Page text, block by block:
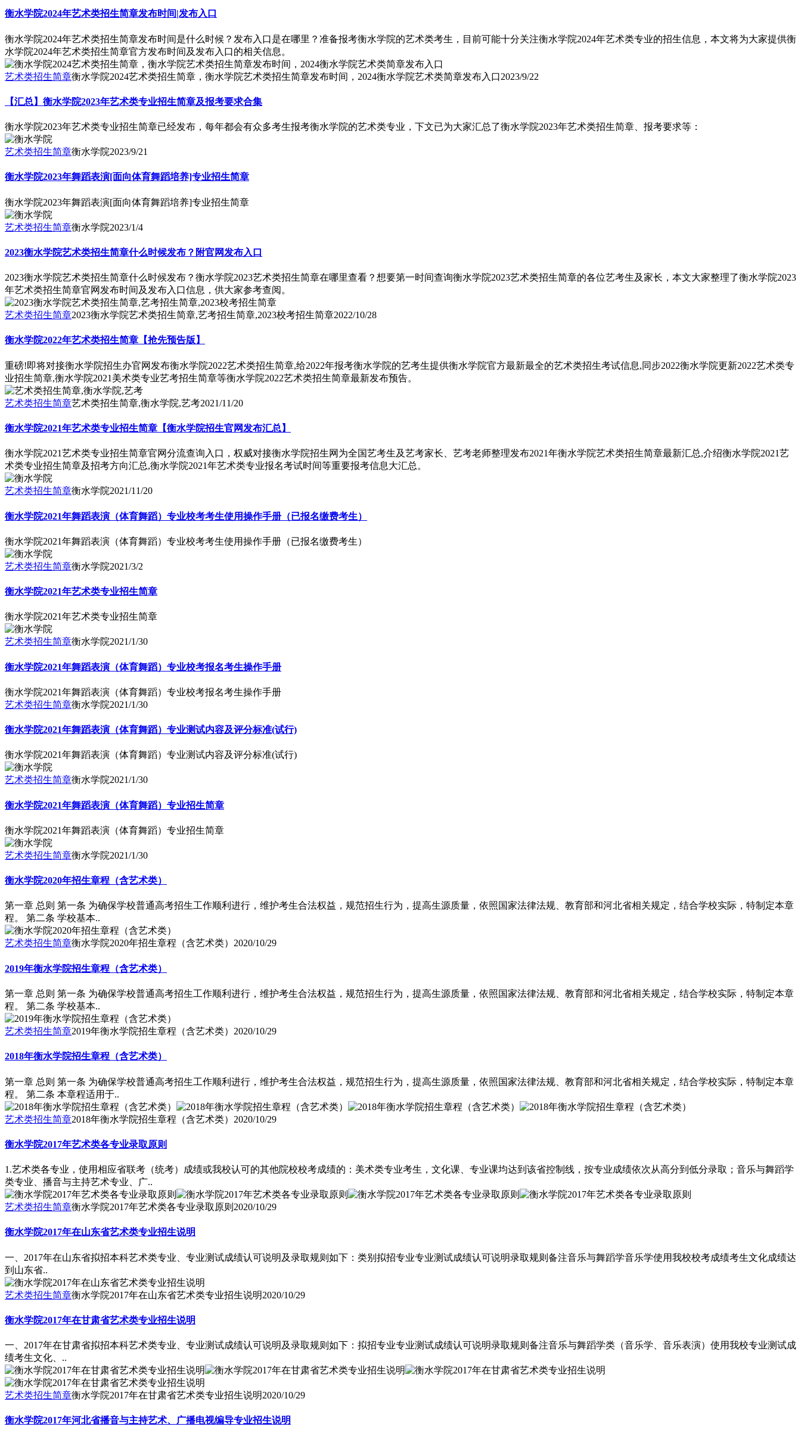
衡水学院2024年艺术类招生简章发布时间|发布入口
衡水学院2024年艺术类招生简章发布时间是什么时候？发布入口是在哪里？准备报考衡水学院的艺术类考生，目前可能十分关注衡水学院2024年艺术类专业的招生信息，本文将为大家提供衡
水学院2024年艺术类招生简章官方发布时间及发布入口的相关信息。
艺术类招生简章衡水学院2024艺术类招生简章，衡水学院艺术类招生简章发布时间，2024衡水学院艺术类简章发布入口2023/9/22
【汇总】衡水学院2023年艺术类专业招生简章及报考要求合集
衡水学院2023年艺术类专业招生简章已经发布，每年都会有众多考生报考衡水学院的艺术类专业，下文已为大家汇总了衡水学院2023年艺术类招生简章、报考要求等：
艺术类招生简章衡水学院2023/9/21
衡水学院2023年舞蹈表演[面向体育舞蹈培养]专业招生简章
衡水学院2023年舞蹈表演[面向体育舞蹈培养]专业招生简章
艺术类招生简章衡水学院2023/1/4
2023衡水学院艺术类招生简章什么时候发布？附官网发布入口
2023衡水学院艺术类招生简章什么时候发布？衡水学院2023艺术类招生简章在哪里查看？想要第一时间查询衡水学院2023艺术类招生简章的各位艺考生及家长，本文大家整理了衡水学院2023
年艺术类招生简章官网发布时间及发布入口信息，供大家参考查阅。
艺术类招生简章2023衡水学院艺术类招生简章,艺考招生简章,2023校考招生简章2022/10/28
衡水学院2022年艺术类招生简章【抢先预告版】
重磅!即将对接衡水学院招生办官网发布衡水学院2022艺术类招生简章,给2022年报考衡水学院的艺考生提供衡水学院官方最新最全的艺术类招生考试信息,同步2022衡水学院更新2022艺术类专
业招生简章,衡水学院2021美术类专业艺考招生简章等衡水学院2022艺术类招生简章最新发布预告。
艺术类招生简章艺术类招生简章,衡水学院,艺考2021/11/20
衡水学院2021年艺术类专业招生简章【衡水学院招生官网发布汇总】
衡水学院2021艺术类专业招生简章官网分流查询入口，权威对接衡水学院招生网为全国艺考生及艺考家长、艺考老师整理发布2021年衡水学院艺术类招生简章最新汇总,介绍衡水学院2021艺
术类专业招生简章及招考方向汇总,衡水学院2021年艺术类专业报名考试时间等重要报考信息大汇总。
艺术类招生简章衡水学院2021/11/20
衡水学院2021年舞蹈表演（体育舞蹈）专业校考考生使用操作手册（已报名缴费考生）
衡水学院2021年舞蹈表演（体育舞蹈）专业校考考生使用操作手册（已报名缴费考生）
艺术类招生简章衡水学院2021/3/2
衡水学院2021年艺术类专业招生简章
衡水学院2021年艺术类专业招生简章
艺术类招生简章衡水学院2021/1/30
衡水学院2021年舞蹈表演（体育舞蹈）专业校考报名考生操作手册
衡水学院2021年舞蹈表演（体育舞蹈）专业校考报名考生操作手册
艺术类招生简章衡水学院2021/1/30
衡水学院2021年舞蹈表演（体育舞蹈）专业测试内容及评分标准(试行)
衡水学院2021年舞蹈表演（体育舞蹈）专业测试内容及评分标准(试行)
艺术类招生简章衡水学院2021/1/30
衡水学院2021年舞蹈表演（体育舞蹈）专业招生简章
衡水学院2021年舞蹈表演（体育舞蹈）专业招生简章
艺术类招生简章衡水学院2021/1/30
衡水学院2020年招生章程（含艺术类）
第一章 总则 第一条 为确保学校普通高考招生工作顺利进行，维护考生合法权益，规范招生行为，提高生源质量，依照国家法律法规、教育部和河北省相关规定，结合学校实际，特制定本章
程。 第二条 学校基本..
艺术类招生简章衡水学院2020年招生章程（含艺术类） 2020/10/29
2019年衡水学院招生章程（含艺术类）
第一章 总则 第一条 为确保学校普通高考招生工作顺利进行，维护考生合法权益，规范招生行为，提高生源质量，依照国家法律法规、教育部和河北省相关规定，结合学校实际，特制定本章
程。 第二条 学校基本..
艺术类招生简章2019年衡水学院招生章程（含艺术类） 2020/10/29
2018年衡水学院招生章程（含艺术类）
第一章 总则 第一条 为确保学校普通高考招生工作顺利进行，维护考生合法权益，规范招生行为，提高生源质量，依照国家法律法规、教育部和河北省相关规定，结合学校实际，特制定本章
程。 第二条 本章程适用于..
艺术类招生简章2018年衡水学院招生章程（含艺术类） 2020/10/29
衡水学院2017年艺术类各专业录取原则
1.艺术类各专业，使用相应省联考（统考）成绩或我校认可的其他院校校考成绩的：美术类专业考生，文化课、专业课均达到该省控制线，按专业成绩依次从高分到低分录取；音乐与舞蹈学
类专业、播音与主持艺术专业、广..
艺术类招生简章衡水学院2017年艺术类各专业录取原则 2020/10/29
衡水学院2017年在山东省艺术类专业招生说明
一、2017年在山东省拟招本科艺术类专业、专业测试成绩认可说明及录取规则如下：类别拟招专业专业测试成绩认可说明录取规则备注音乐与舞蹈学音乐学使用我校校考成绩考生文化成绩达
到山东省..
艺术类招生简章衡水学院2017年在山东省艺术类专业招生说明2020/10/29
衡水学院2017年在甘肃省艺术类专业招生说明
一、2017年在甘肃省拟招本科艺术类专业、专业测试成绩认可说明及录取规则如下：拟招专业专业测试成绩认可说明录取规则备注音乐与舞蹈学类（音乐学、音乐表演）使用我校专业测试成
绩考生文化、..
艺术类招生简章衡水学院2017年在甘肃省艺术类专业招生说明2020/10/29
衡水学院2017年河北省播音与主持艺术、广播电视编导专业招生说明